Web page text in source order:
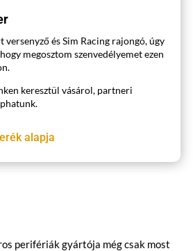
versenyző és Sim Racing rajongó, úgy
megosztom szenvedélyemet ezen
keresztül vásárol, partneri
alapja
perifériák gyártója még csak most